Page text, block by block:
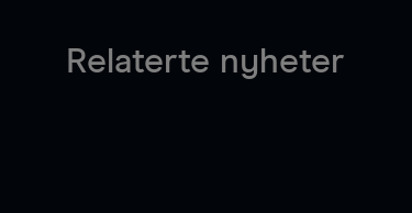
Relaterte nyheter